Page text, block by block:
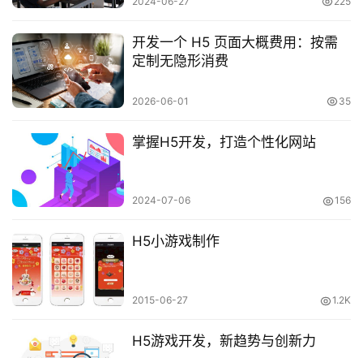
开发一个 H5 页面大概费用：按需
定制无隐形消费
2026-06-01 35
掌握H5开发，打造个性化网站
2024-07-06 156
H5小游戏制作
2015-06-27 1.2K
H5游戏开发，新趋势与创新力